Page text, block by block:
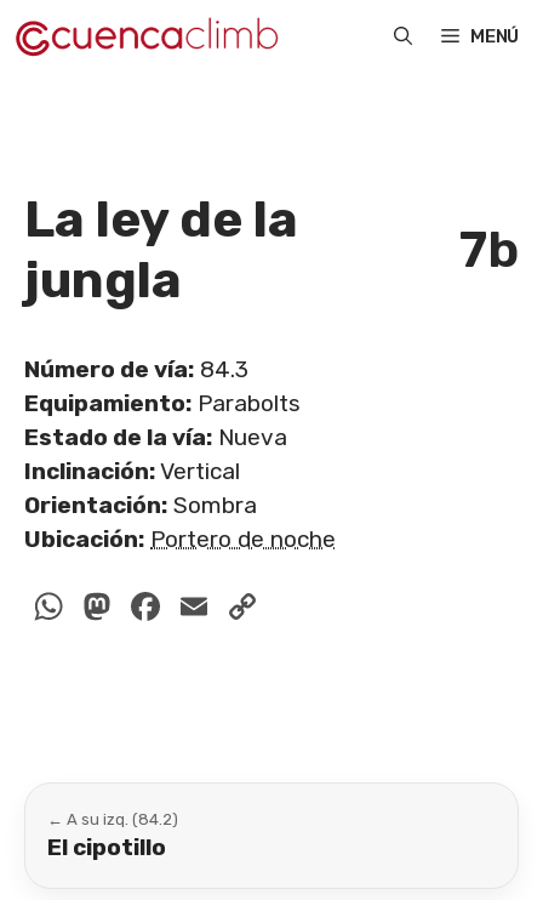
Saltar
al
MENÚ
La ley de la
jungla
7b
Número de vía: 84.3
Equipamiento: Parabolts
Estado de la vía: Nueva
Inclinación:Vertical
Orientación: Sombra
Ubicación: Portero de noche
WhatsApp
Mastodon
Facebook
Email
← A su izq. (84.2)
El cipotillo